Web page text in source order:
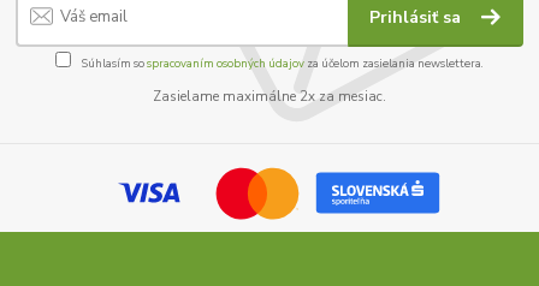
Prihlásiť sa
Súhlasím sospracovaním osobných údajov za účelom zasielania newslettera.
Zasielame maximálne 2x za mesiac.